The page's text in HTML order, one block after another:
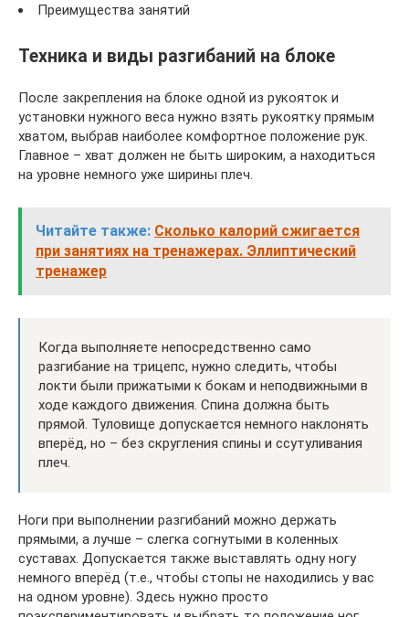
Преимущества занятий
Техника и виды разгибаний на блоке
После закрепления на блоке одной из рукояток и
установки нужного веса нужно взять рукоятку прямым
хватом, выбрав наиболее комфортное положение рук.
Главное – хват должен не быть широким, а находиться
на уровне немного уже ширины плеч.
Читайте также: Сколько калорий сжигается
при занятиях на тренажерах. Эллиптический
тренажер
Когда выполняете непосредственно само
разгибание на трицепс, нужно следить, чтобы
локти были прижатыми к бокам и неподвижными в
ходе каждого движения. Спина должна быть
прямой. Туловище допускается немного наклонять
вперёд, но – без скругления спины и ссутуливания
плеч.
Ноги при выполнении разгибаний можно держать
прямыми, а лучше – слегка согнутыми в коленных
суставах. Допускается также выставлять одну ногу
немного вперёд (т.е., чтобы стопы не находились у вас
на одном уровне). Здесь нужно просто